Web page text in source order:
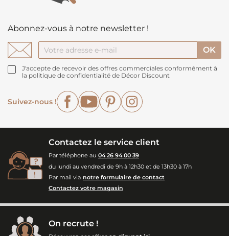
Abonnez-vous à notre newsletter !
J'accepte de recevoir des offres commerciales conformément à
la politique de confidentialité de Décor Discount
Suivez-nous !
FacebookYouTubePinterest
Contactez le service client
Par téléphone au 04 26 94 00 39
du lundi au vendredi de 9h à 12h30 et de 13h30 à 17h
Par mail via notre formulaire de contact
Contactez votre magasin
On recrute !